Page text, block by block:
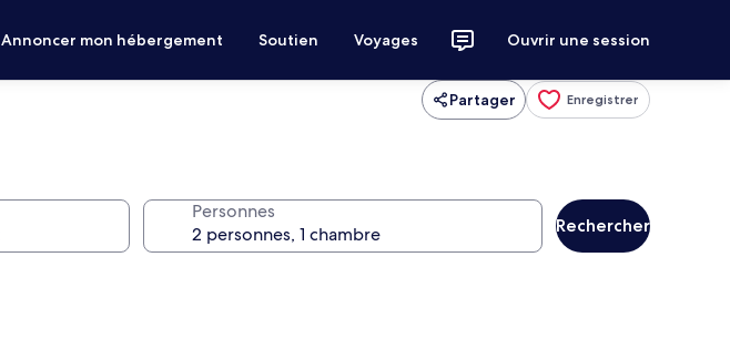
Annoncer mon hébergement Soutien Voyages Ouvrir une session
Partager Enregistrer
Personnes
Rechercher